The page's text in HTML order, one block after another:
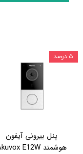
پنل بیرونی آیفون
هوشمند Akuvox E12W
۵ درصد